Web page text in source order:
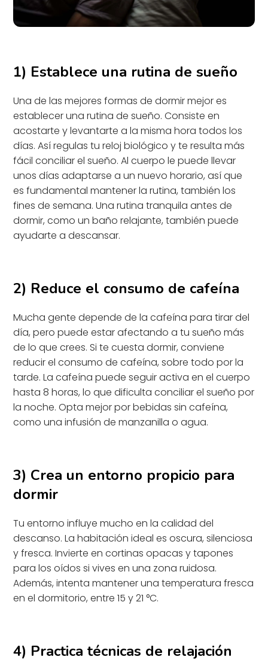
1) Establece una rutina de sueño
Una de las mejores formas de dormir mejor es
establecer una rutina de sueño. Consiste en
acostarte y levantarte a la misma hora todos los
días. Así regulas tu reloj biológico y te resulta más
fácil conciliar el sueño. Al cuerpo le puede llevar
unos días adaptarse a un nuevo horario, así que
es fundamental mantener la rutina, también los
fines de semana. Una rutina tranquila antes de
dormir, como un baño relajante, también puede
ayudarte a descansar.
2) Reduce el consumo de cafeína
Mucha gente depende de la cafeína para tirar del
día, pero puede estar afectando a tu sueño más
de lo que crees. Si te cuesta dormir, conviene
reducir el consumo de cafeína, sobre todo por la
tarde. La cafeína puede seguir activa en el cuerpo
hasta 8 horas, lo que dificulta conciliar el sueño por
la noche. Opta mejor por bebidas sin cafeína,
como una infusión de manzanilla o agua.
3) Crea un entorno propicio para
dormir
Tu entorno influye mucho en la calidad del
descanso. La habitación ideal es oscura, silenciosa
y fresca. Invierte en cortinas opacas y tapones
para los oídos si vives en una zona ruidosa.
Además, intenta mantener una temperatura fresca
en el dormitorio, entre 15 y 21 °C.
4) Practica técnicas de relajación